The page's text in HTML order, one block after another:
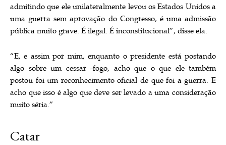
admitindo que ele unilateralmente levou os Estados Unidos a
uma guerra sem aprovação do Congresso, é uma admissão
pública muito grave. É ilegal. É inconstitucional”, disse ela.
“E, e assim por mim, enquanto o presidente está postando
algo sobre um cessar -fogo, acho que o que ele também
postou foi um reconhecimento oficial de que foi a guerra. E
acho que isso é algo que deve ser levado a uma consideração
muito séria.”
Catar